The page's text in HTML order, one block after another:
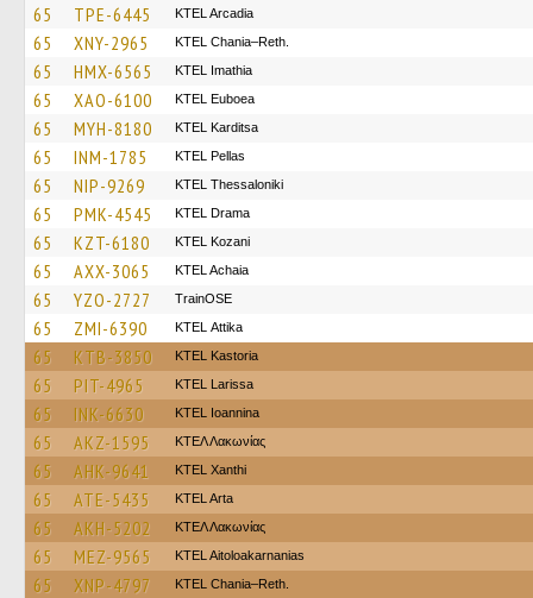
65 TPE-6445 KTEL Arcadia
65 XNY-2965 KTEL Chania–Reth.
65 HMX-6565 KTEL Imathia
65 XAO-6100 ΚΤΕL Euboea
65 MYH-8180 ΚΤΕL Karditsa
65 INM-1785 KTEL Pellas
65 NIP-9269 KTEL Thessaloniki
65 PMK-4545 KTEL Drama
65 KZT-6180 ΚΤΕL Kozani
65 AXX-3065 KTEL Achaia
65 YZO-2727 TrainΟSE
65 ZMI-6390 KΤΕL Αttika
65 KTB-3850 KTEL Kastoria
65 PIT-4965 KTEL Larissa
65 INK-6630 KTEL Ioannina
65 AKZ-1595 ΚΤΕΛ Λακωνίας
65 AHK-9641 KTEL Xanthi
65 ATE-5435 KTEL Arta
65 AKH-5202 ΚΤΕΛ Λακωνίας
65 MEZ-9565 KTEL Aitoloakarnanias
65 XNP-4797 KTEL Chania–Reth.